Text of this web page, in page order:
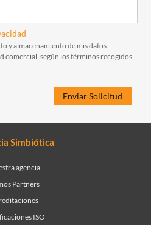
y almacenamiento de mis datos
comercial, según los términos recogidos
Simbiótica
agencia
Partners
ISO